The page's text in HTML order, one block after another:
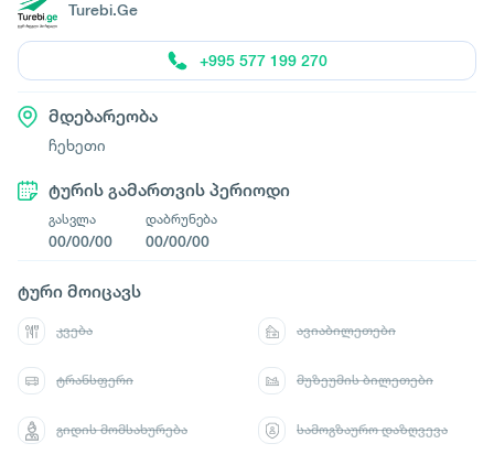
Turebi.Ge
+995 577 199 270
მდებარეობა
ჩეხეთი
ტურის გამართვის პერიოდი
გასვლა
00/00/00
დაბრუნება
00/00/00
ტური მოიცავს
კვება ავიაბილეთები
ტრანსფერი მუზეუმის ბილეთები
გიდის მომსახურება სამოგზაურო დაზღვევა